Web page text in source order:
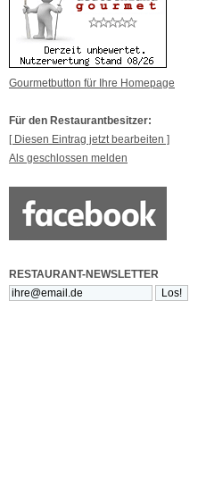
Gourmetbutton für Ihre Homepage
Für den Restaurantbesitzer:
[ Diesen Eintrag jetzt bearbeiten ]
Als geschlossen melden
RESTAURANT-NEWSLETTER